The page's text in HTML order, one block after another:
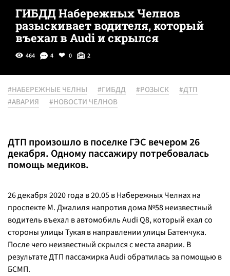
ГИБДД Набережных Челнов
разыскивает водителя, который
въехал в Audi и скрылся
464 4 0 2
#НАБЕРЕЖНЫЕ ЧЕЛНЫ #ГИБДД #РОЗЫСК
#ДТП
#АВАРИЯ
#НОВОСТИ ЧЕЛНОВ
ДТП произошло в поселке ГЭС вечером 26
декабря. Одному пассажиру потребовалась
помощь медиков.
26 декабря 2020 года в 20.05 в Набережных Челнах на
проспекте М. Джалиля напротив дома №58 неизвестный
водитель въехал в автомобиль Audi Q8, который ехал со
стороны улицы Тукая в направлении улицы Батенчука.
После чего неизвестный скрылся с места аварии. В
результате ДТП пассажирка Audi обратилась за помощью в
БСМП.